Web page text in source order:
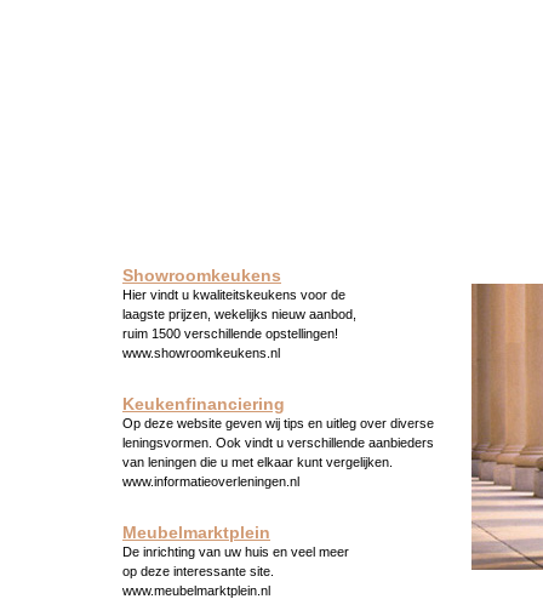
Showroomkeukens
Hier vindt u kwaliteitskeukens voor de
laagste prijzen, wekelijks nieuw aanbod,
ruim 1500 verschillende opstellingen!
www.showroomkeukens.nl
Keukenfinanciering
Op deze website geven wij tips en uitleg over diverse
leningsvormen. Ook vindt u verschillende aanbieders
van leningen die u met elkaar kunt vergelijken.
www.informatieoverleningen.nl
Meubelmarktplein
De inrichting van uw huis en veel meer
op deze interessante site.
www.meubelmarktplein.nl